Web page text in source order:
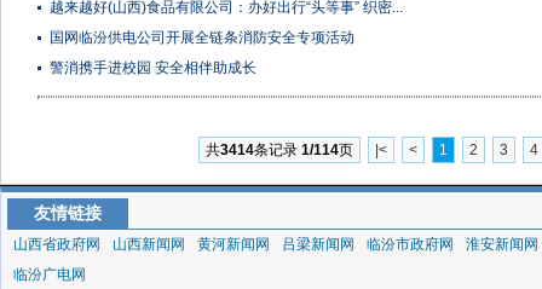
越来越好(山西)食品有限公司：办好出行“头等事” 织密...
国网临汾供电公司开展全链条消防安全专项活动
警消携手进校园 安全相伴助成长
|< < 1 2 3 4
共3414条记录 1/114页
友情链接
山西省政府网 山西新闻网 黄河新闻网 吕梁新闻网 临汾市政府网
淮安新闻网
临汾广电网